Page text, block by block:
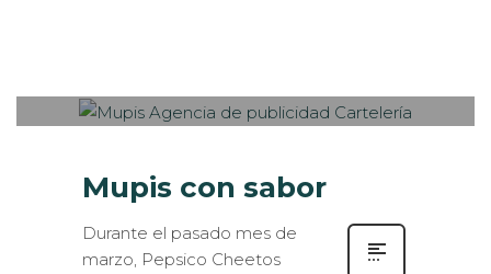
Mupis con sabor
Durante el pasado mes de
marzo, Pepsico Cheetos